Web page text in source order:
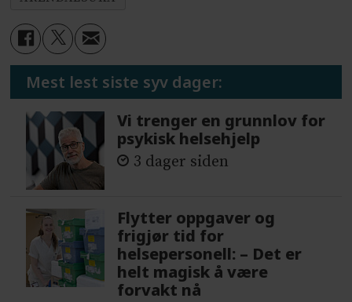
Mest lest siste syv dager:
Vi trenger en grunnlov for
psykisk helsehjelp
3 dager siden
Flytter oppgaver og
frigjør tid for
helsepersonell: – Det er
helt magisk å være
forvakt nå